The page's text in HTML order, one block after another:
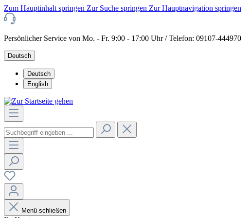
Zum Hauptinhalt springen Zur Suche springen Zur Hauptnavigation springen
Persönlicher Service von Mo. - Fr. 9:00 - 17:00 Uhr / Telefon: 09107-444970
Deutsch
Deutsch
English
Menü schließen